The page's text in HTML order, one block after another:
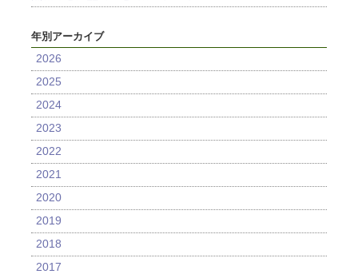
年別アーカイブ
2026
2025
2024
2023
2022
2021
2020
2019
2018
2017